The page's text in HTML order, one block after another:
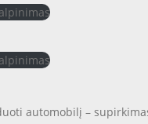
automobilį –